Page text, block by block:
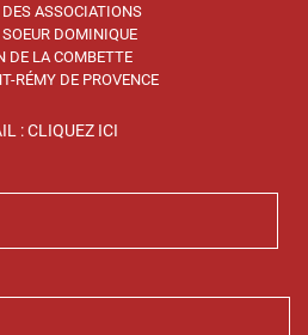
ASSOCIATIONS
SOEUR DOMINIQUE
DE LA COMBETTE
RÉMY DE PROVENCE
: CLIQUEZ ICI